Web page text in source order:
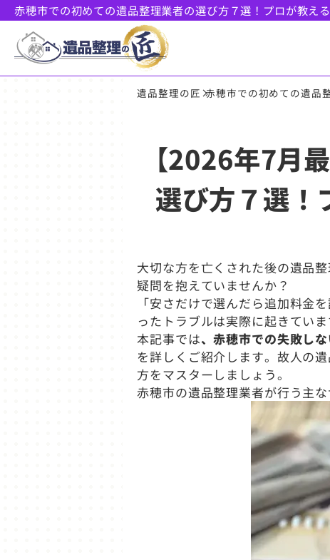
赤穂市での初めての遺品整理業者の選び方７選！プロが教え
遺品整理の匠 赤穂市での初めての遺品
【2026年7月
選び方７選！
大切な方を亡くされた後の遺品
疑問を抱えていませんか？
「安さだけで選んだら追加料金
ったトラブルは実際に起きていま
本記事では、赤穂市での失敗し
を詳しくご紹介します。故人の
方をマスターしましょう。
赤穂市の遺品整理業者が行う主